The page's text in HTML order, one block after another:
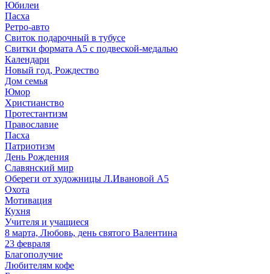
Юбилеи
Пасха
Ретро-авто
Свиток подарочный в тубусе
Свитки формата А5 с подвеской-медалью
Календари
Новый год, Рождество
Дом семья
Юмор
Христианство
Протестантизм
Православие
Пасха
Патриотизм
День Рождения
Славянский мир
Обереги от художницы Л.Ивановой А5
Охота
Мотивация
Кухня
Учителя и учащиеся
8 марта, Любовь, день святого Валентина
23 февраля
Благополучие
Любителям кофе